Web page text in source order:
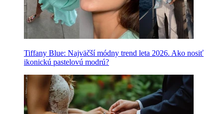
Tiffany Blue: Najväčší módny trend leta 2026. Ako nosiť
ikonickú pastelovú modrú?